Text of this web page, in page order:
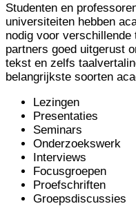
Studenten en
universiteiten hebben
nodig voor
partners goed uitgerust
tekst en zelfs
belangrijkste soorten
Lezingen
Presentaties
Seminars
Onderzoekswerk
Interviews
Focusgroepen
Proefschriften
Groepsdiscussies